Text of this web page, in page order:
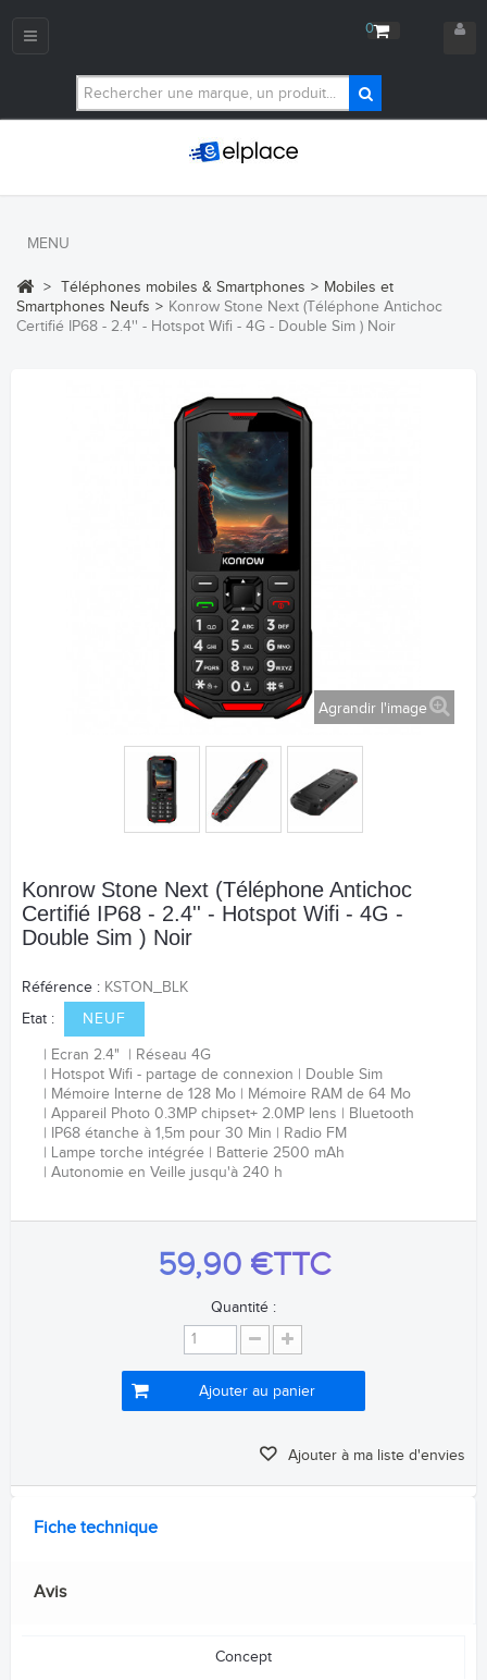
0
Navigation
MENU
> Téléphones mobiles & Smartphones > Mobiles et
Smartphones Neufs > Konrow Stone Next (Téléphone Antichoc
Certifié IP68 - 2.4'' - Hotspot Wifi - 4G - Double Sim ) Noir
Agrandir l'image
Konrow Stone Next (Téléphone Antichoc
Certifié IP68 - 2.4'' - Hotspot Wifi - 4G -
Double Sim ) Noir
Référence : KSTON_BLK
Etat :
NEUF
Ecran 2.4"
Réseau 4G
Hotspot Wifi - partage de connexion
Double Sim
Mémoire Interne de 128 Mo
Mémoire RAM de 64 Mo
Appareil Photo 0.3MP chipset+ 2.0MP lens
Bluetooth
IP68 étanche à 1,5m pour 30 Min
Radio FM
Lampe torche intégrée
Batterie 2500 mAh
Autonomie en Veille jusqu'à 240 h
59,90 €TTC
Quantité :
Ajouter au panier
Ajouter à ma liste d'envies
Fiche technique
Avis
Concept